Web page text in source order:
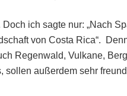
ich sagte nur: „Nach
von Costa Rica“.
Regenwald, Vulkane,
außerdem sehr